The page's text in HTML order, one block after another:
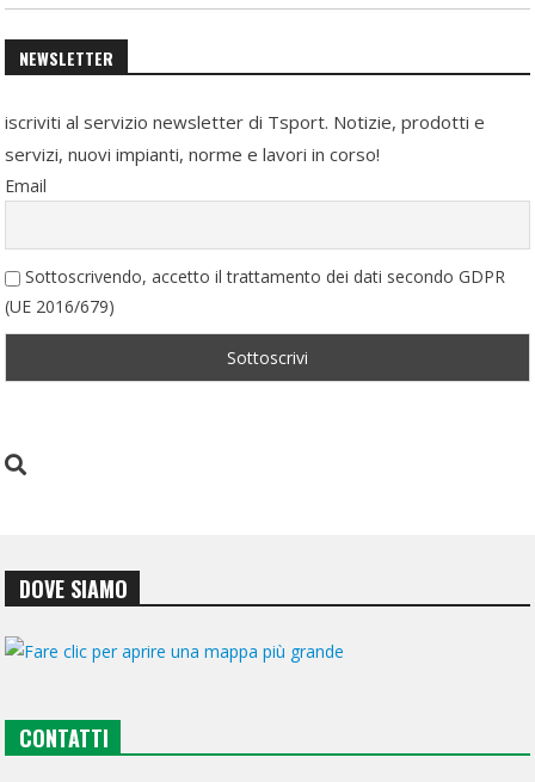
NEWSLETTER
iscriviti al servizio newsletter di Tsport. Notizie, prodotti e
servizi, nuovi impianti, norme e lavori in corso!
Email
Sottoscrivendo, accetto il trattamento dei dati secondo GDPR
(UE 2016/679)
DOVE SIAMO
CONTATTI